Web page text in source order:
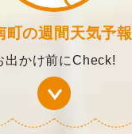
町の週間天気予報
出かけ前にCheck!